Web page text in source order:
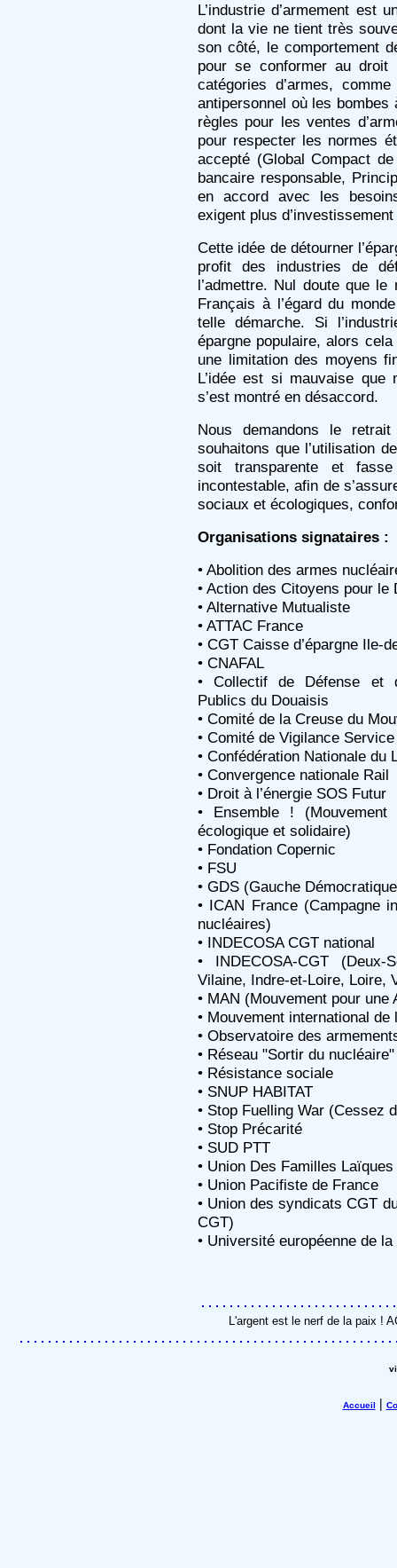
L’industrie d’armement est
dont la vie ne tient très
son côté, le comportement
pour se conformer au droit
catégories d’armes,
antipersonnel où les
règles pour les ventes
pour respecter les normes
accepté (Global Compact
bancaire responsable,
en accord avec les
exigent plus
Cette idée de détourner
profit des industries de
l’admettre. Nul doute que
Français à l’égard du
telle démarche. Si
épargne populaire, alors
une limitation des moyens
L’idée est si mauvaise
s’est montré en désaccord.
Nous demandons le
souhaitons que l’utilisation
soit transparente et
incontestable, afin de
sociaux et écologiques,
Organisations signataires :
• Abolition des armes
• Action des Citoyens pour
• Alternative Mutualiste
• ATTAC France
• CGT Caisse d’épargne Ile-
• CNAFAL
• Collectif de Défense et
Publics du Douaisis
• Comité de la Creuse du
• Comité de Vigilance
• Confédération Nationale du
• Convergence nationale Rail
• Droit à l’énergie SOS Futur
• Ensemble !
écologique et solidaire)
• Fondation Copernic
• FSU
• GDS (Gauche
• ICAN France (Campagne
nucléaires)
• INDECOSA CGT national
• INDECOSA-CGT
Vilaine, Indre-et-Loire, Loire,
• MAN (Mouvement pour
• Mouvement international
• Observatoire des
• Réseau "Sortir du nucléaire"
• Résistance sociale
• SNUP HABITAT
• Stop Fuelling War (Cessez
• Stop Précarité
• SUD PTT
• Union Des Familles
• Union Pacifiste de France
• Union des syndicats CGT
CGT)
• Université européenne de
L'argent est le nerf de la paix !
Accueil |